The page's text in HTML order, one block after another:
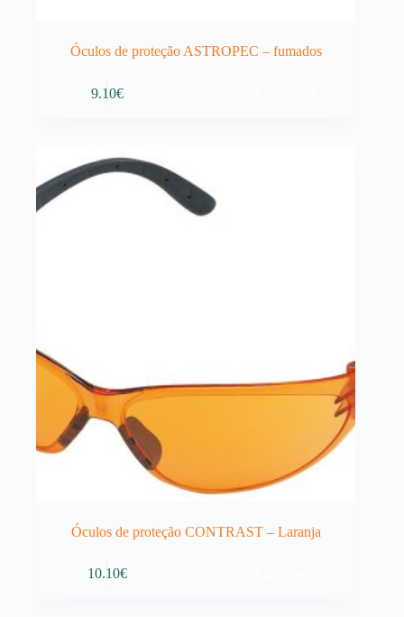
Óculos de proteção ASTROPEC – fumados
9.10€
Óculos de proteção CONTRAST – Laranja
10.10€